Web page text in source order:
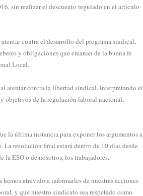
sin realizar el descuento regulado en el artículo
contra el desarrollo del programa sindical,
y obligaciones que emanan de la buena fe
Local.
atentar contra la libertad sindical, interpretando el
objetivos de la regulación laboral nacional,
la última instancia para exponer los argumentos a
resolución final estará dentro de 10 días desde
la ESO o de nosotros, los trabajadores.
atrevido a informarles de nuestras acciones
y que nuestro sindicato sea respetado como